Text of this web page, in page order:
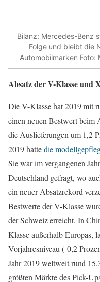
Bilanz: Mercedes-Benz
Folge und bleibt die
Automobilmarken Foto:
Absatz der V-Klasse und
Die V-Klasse hat 2019 mit
einen neuen Bestwert beim
die Auslieferungen um 1,2
2019 hattedie
Sie war im vergangenen
Deutschland gefragt, wo
ein neuer Absatzrekord
Bestwerte der V-Klasse
der Schweiz erreicht. In
Klasse außerhalb Europas,
Vorjahresniveau (-0,2
Jahr 2019 weltweit rund
größten Märkte des Pick-